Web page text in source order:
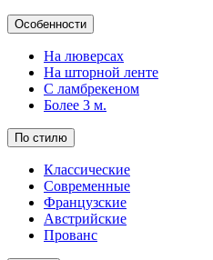
Особенности
На люверсах
На шторной ленте
С ламбрекеном
Более 3 м.
По стилю
Классические
Современные
Французские
Австрийские
Прованс